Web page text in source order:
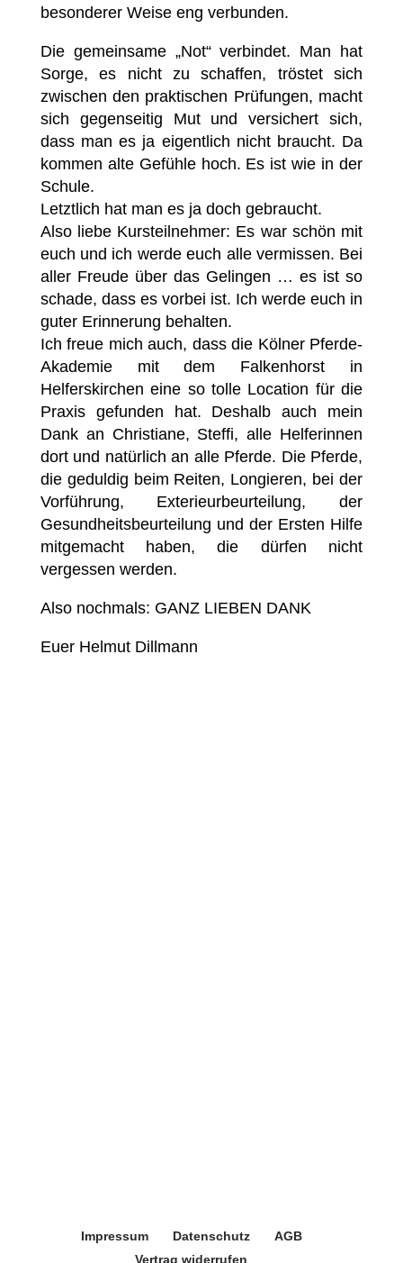
besonderer Weise eng verbunden.
Die gemeinsame „Not“ verbindet. Man hat
Sorge, es nicht zu schaffen, tröstet sich
zwischen den praktischen Prüfungen, macht
sich gegenseitig Mut und versichert sich,
dass man es ja eigentlich nicht braucht. Da
kommen alte Gefühle hoch. Es ist wie in der
Schule.
Letztlich hat man es ja doch gebraucht.
Also liebe Kursteilnehmer: Es war schön mit
euch und ich werde euch alle vermissen. Bei
aller Freude über das Gelingen … es ist so
schade, dass es vorbei ist. Ich werde euch in
guter Erinnerung behalten.
Ich freue mich auch, dass die Kölner Pferde-
Akademie mit dem Falkenhorst in
Helferskirchen eine so tolle Location für die
Praxis gefunden hat. Deshalb auch mein
Dank an Christiane, Steffi, alle Helferinnen
dort und natürlich an alle Pferde. Die Pferde,
die geduldig beim Reiten, Longieren, bei der
Vorführung, Exterieurbeurteilung, der
Gesundheitsbeurteilung und der Ersten Hilfe
mitgemacht haben, die dürfen nicht
vergessen werden.
Also nochmals: GANZ LIEBEN DANK
Euer Helmut Dillmann
Impressum Datenschutz
AGB
Vertrag widerrufen